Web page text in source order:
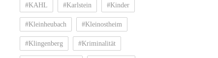
#KAHL #Karlstein #Kinder
#Kleinheubach #Kleinostheim
#Klingenberg #Kriminalität